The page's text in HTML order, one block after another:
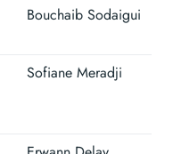
Bouchaib Sodaigui
Sofiane Meradji